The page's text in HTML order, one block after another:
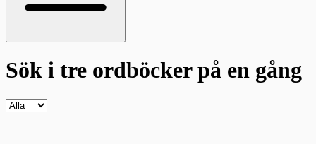
Sök i tre ordböckerpå en gång